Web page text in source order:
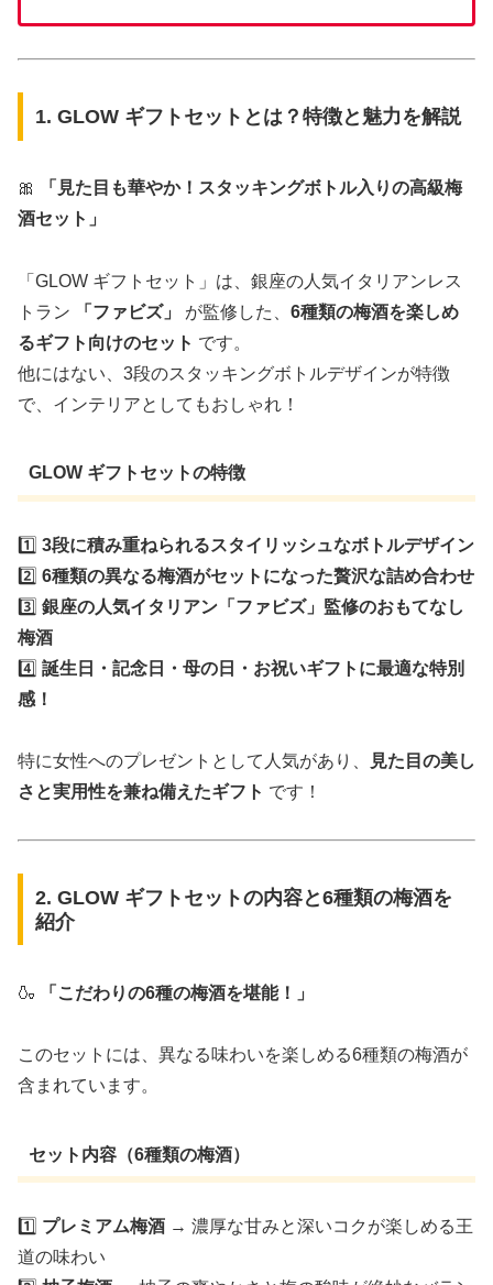
1. GLOW ギフトセットとは？特徴と魅力を解説
🎀
「見た目も華やか！スタッキングボトル入りの高級梅
酒セット」
「GLOW ギフトセット」は、銀座の人気イタリアンレス
トラン
「ファビズ」 が監修した、 6種類の梅酒を楽しめ
るギフト向けのセット です。
他にはない、3段のスタッキングボトルデザインが特徴
で、インテリアとしてもおしゃれ！
GLOW ギフトセットの特徴
1️⃣ 3段に積み重ねられるスタイリッシュなボトルデザイン
2️⃣ 6種類の異なる梅酒がセットになった贅沢な詰め合わせ
3️⃣ 銀座の人気イタリアン「ファビズ」監修のおもてなし
梅酒
4️⃣ 誕生日・記念日・母の日・お祝いギフトに最適な特別
感！
特に女性へのプレゼントとして人気があり、
見た目の美し
さと実用性を兼ね備えたギフト です！
2. GLOW ギフトセットの内容と6種類の梅酒を
紹介
🍶 「こだわりの6種の梅酒を堪能！」
このセットには、異なる味わいを楽しめる6種類の梅酒が
含まれています。
セット内容（6種類の梅酒）
1️⃣ プレミアム梅酒 → 濃厚な甘みと深いコクが楽しめる王
道の味わい